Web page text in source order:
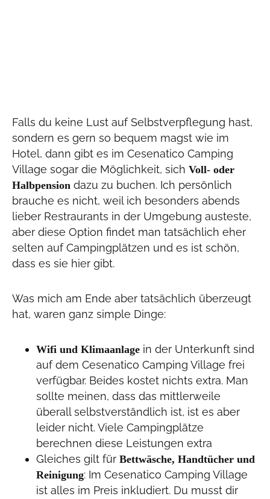
Falls du keine Lust auf Selbstverpflegung hast,
sondern es gern so bequem magst wie im
Hotel, dann gibt es im Cesenatico Camping
Village sogar die Möglichkeit, sich Voll- oder
Halbpension dazu zu buchen. Ich persönlich
brauche es nicht, weil ich besonders abends
lieber Restraurants in der Umgebung austeste,
aber diese Option findet man tatsächlich eher
selten auf Campingplätzen und es ist schön,
dass es sie hier gibt.
Was mich am Ende aber tatsächlich überzeugt
hat, waren ganz simple Dinge:
Wifi und Klimaanlage in der Unterkunft sind
auf dem Cesenatico Camping Village frei
verfügbar. Beides kostet nichts extra. Man
sollte meinen, dass das mittlerweile
überall selbstverständlich ist, ist es aber
leider nicht. Viele Campingplätze
berechnen diese Leistungen extra
Gleiches gilt für Bettwäsche, Handtücher und
Reinigung: Im Cesenatico Camping Village
ist alles im Preis inkludiert. Du musst dir